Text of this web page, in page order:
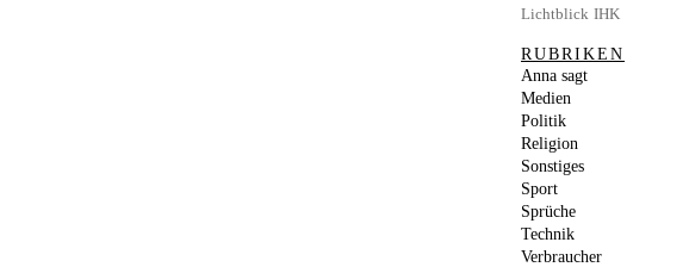
Lichtblick IHK
RUBRIKEN
Anna sagt
Medien
Politik
Religion
Sonstiges
Sport
Sprüche
Technik
Verbraucher